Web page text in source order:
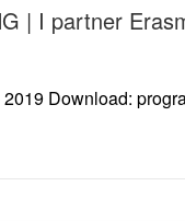
| I partner
Download: